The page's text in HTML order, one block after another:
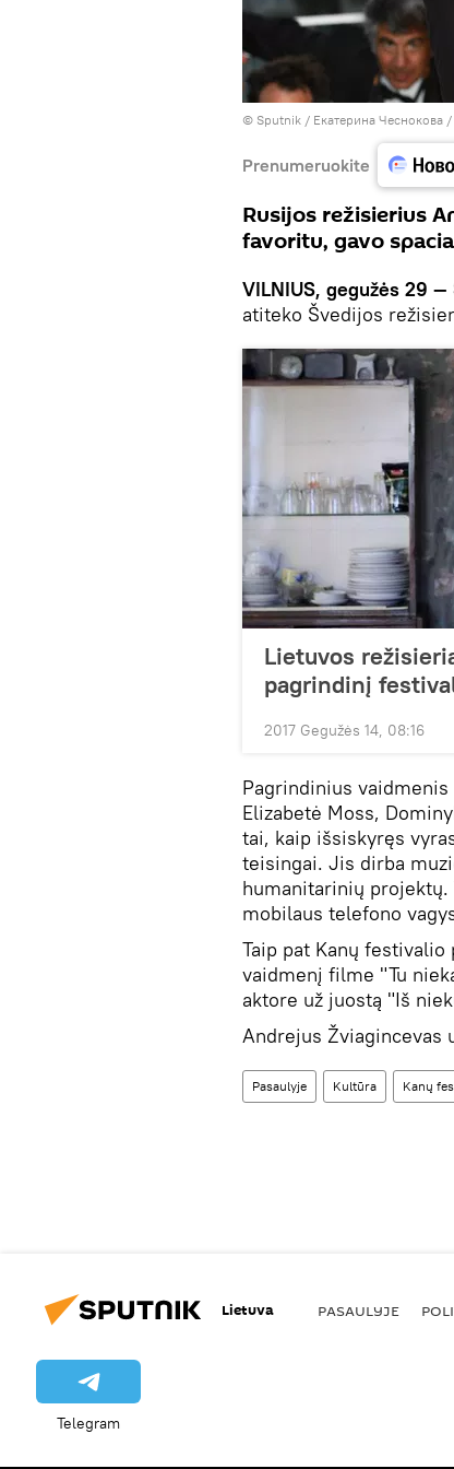
© Sputnik / Екатерина Чеснокова /
Prenumeruokite
Rusijos režisierius
favoritu, gavo
VILNIUS, gegužės 29 —
atiteko Švedijos
Lietuvos
pagrindinį
2017 Gegužės 14, 08:16
Pagrindinius vaidmenis
Elizabetė Moss,
tai, kaip išsiskyręs
teisingai. Jis dirba
humanitarinių
mobilaus telefono
Taip pat Kanų festivalio
vaidmenį filme "Tu
aktore už juostą "Iš
Andrejus Žviagincevas
Pasaulyje Kultūra Kanų
Lietuva PASAULYJE
Telegram